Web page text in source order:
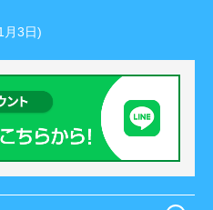
月3日)